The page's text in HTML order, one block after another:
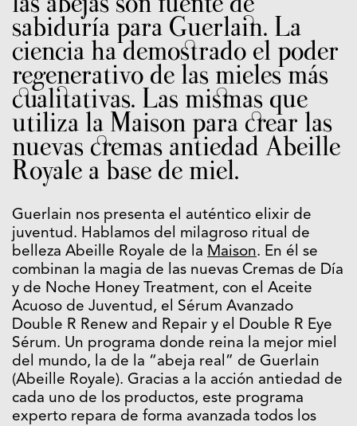
sabiduría para Guerlain. La
ciencia ha demostrado el poder
regenerativo de las mieles más
cualitativas. Las mismas que
utiliza la Maison para crear las
nuevas cremas antiedad Abeille
Royale a base de miel.
Guerlain nos presenta el auténtico elixir de
juventud. Hablamos del milagroso ritual de
belleza Abeille Royale de la Maison. En él se
combinan la magia de las nuevas Cremas de Día
y de Noche Honey Treatment, con el Aceite
Acuoso de Juventud, el Sérum Avanzado
Double R Renew and Repair y el Double R Eye
Sérum. Un programa donde reina la mejor miel
del mundo, la de la “abeja real” de Guerlain
(Abeille Royale). Gracias a la acción antiedad de
cada uno de los productos, este programa
experto repara de forma avanzada todos los